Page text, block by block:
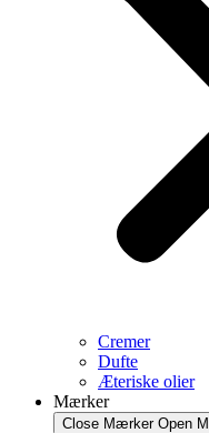
Cremer
Dufte
Æteriske olier
Mærker
Close Mærker Open